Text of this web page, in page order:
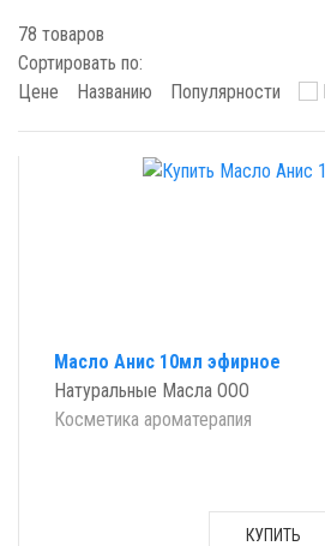
78 товаров
Сортировать по:
Цене
Названию Популярности
Масло Анис 10мл эфирное
Натуральные Масла ООО
Косметика ароматерапия
КУПИТЬ